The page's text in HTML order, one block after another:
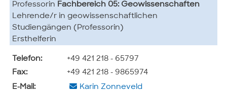
Professorin Fachbereich 05: Geowissenschaften
Lehrende/r in geowissenschaftlichen
Studiengängen (Professorin)
Ersthelferin
Telefon:
+49 421 218 - 65797
Fax:
+49 421 218 - 9865974
E-Mail:
Karin Zonneveld